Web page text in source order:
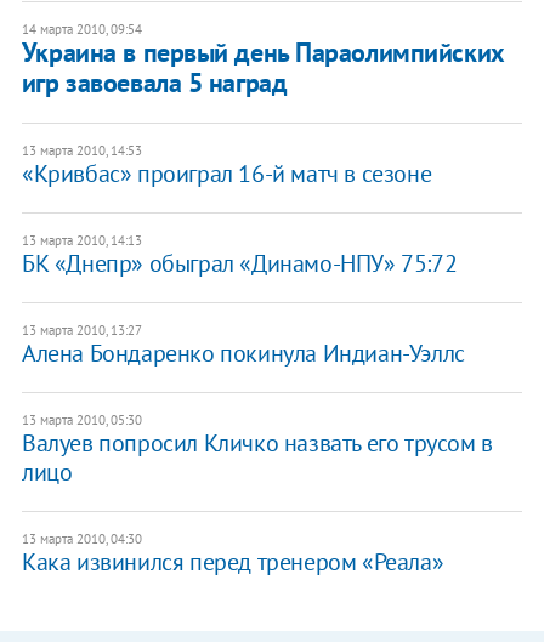
14 марта 2010, 09:54
Украина в первый день Параолимпийских
игр завоевала 5 наград
13 марта 2010, 14:53
«Кривбас» проиграл 16-й матч в сезоне
13 марта 2010, 14:13
БК «Днепр» обыграл «Динамо-НПУ» 75:72
13 марта 2010, 13:27
Алена Бондаренко покинула Индиан-Уэллс
13 марта 2010, 05:30
Валуев попросил Кличко назвать его трусом в
лицо
13 марта 2010, 04:30
Кака извинился перед тренером «Реала»